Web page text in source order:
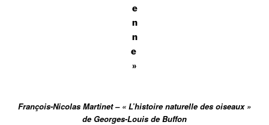
e
n
n
e
»
François-Nicolas Martinet – « L’histoire naturelle des oiseaux »
de Georges-Louis de Buffon